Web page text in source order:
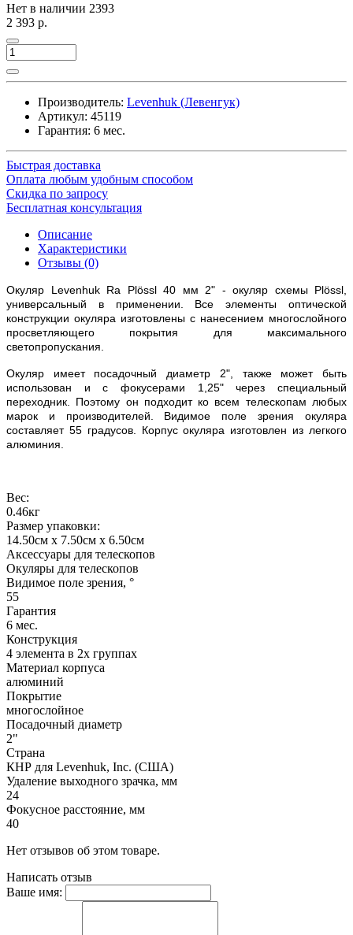
Нет в наличии 2393
2 393 р.
Производитель: Levenhuk (Левенгук)
Артикул: 45119
Гарантия: 6 мес.
Быстрая доставка
Оплата любым удобным способом
Скидка по запросу
Бесплатная консультация
Описание
Характеристики
Отзывы (0)
Окуляр Levenhuk Ra Plössl 40 мм 2" - окуляр схемы Plössl,
универсальный в применении. Все элементы оптической
конструкции окуляра изготовлены с нанесением многослойного
просветляющего покрытия для максимального
светопропускания.
Окуляр имеет посадочный диаметр 2", также может быть
использован и с фокусерами 1,25" через специальный
переходник. Поэтому он подходит ко всем телескопам любых
марок и производителей. Видимое поле зрения окуляра
составляет 55 градусов. Корпус окуляра изготовлен из легкого
алюминия.
Вес:
0.46кг
Размер упаковки:
14.50см x 7.50см x 6.50см
Аксессуары для телескопов
Окуляры для телескопов
Видимое поле зрения, °
55
Гарантия
6 мес.
Конструкция
4 элемента в 2х группах
Материал корпуса
алюминий
Покрытие
многослойное
Посадочный диаметр
2"
Страна
КНР для Levenhuk, Inc. (США)
Удаление выходного зрачка, мм
24
Фокусное расстояние, мм
40
Нет отзывов об этом товаре.
Написать отзыв
Ваше имя: